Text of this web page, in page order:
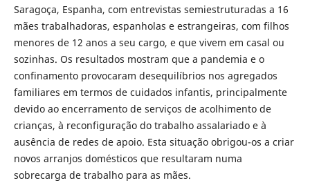
Saragoça, Espanha, com entrevistas semiestruturadas a 16
mães trabalhadoras, espanholas e estrangeiras, com filhos
menores de 12 anos a seu cargo, e que vivem em casal ou
sozinhas. Os resultados mostram que a pandemia e o
confinamento provocaram desequilíbrios nos agregados
familiares em termos de cuidados infantis, principalmente
devido ao encerramento de serviços de acolhimento de
crianças, à reconfiguração do trabalho assalariado e à
ausência de redes de apoio. Esta situação obrigou-os a criar
novos arranjos domésticos que resultaram numa
sobrecarga de trabalho para as mães.